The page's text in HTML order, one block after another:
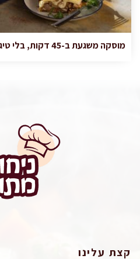
מוסקה משגעת ב-45 דקות, בלי טיגון שמכביד
קצת עלינו